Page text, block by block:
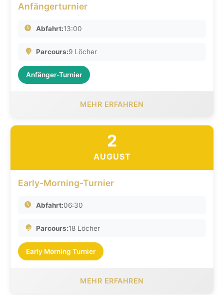
Anfängerturnier
Abfahrt:13:00
Parcours:9 Löcher
Anfänger-Turnier
MEHR ERFAHREN
2
AUGUST
Early-Morning-Turnier
Abfahrt:06:30
Parcours:18 Löcher
Early Morning Turnier
MEHR ERFAHREN